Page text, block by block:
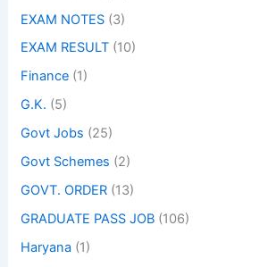
EXAM NOTES (3)
EXAM RESULT (10)
Finance (1)
G.K. (5)
Govt Jobs (25)
Govt Schemes (2)
GOVT. ORDER (13)
GRADUATE PASS JOB (106)
Haryana (1)